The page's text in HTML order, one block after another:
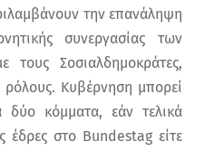
την επανάληψη
συνεργασίας των
τους Σοσιαλδημοκράτες,
ρόλους. Κυβέρνηση μπορεί
δύο κόμματα, εάν τελικά
έδρες στο Bundestag είτε